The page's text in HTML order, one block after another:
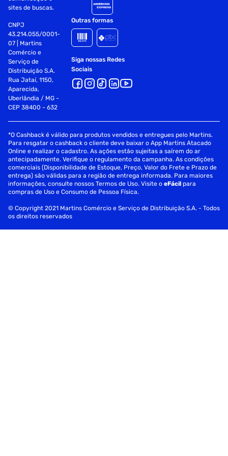
sites de buscas.
CNPJ
43.214.055/0001-
07 | Martins
Comércio e
Serviço de
Distribuição S.A.
Rua Jataí, 1150,
Aparecida,
Uberlândia / MG -
CEP 38400 - 632
Outras formas
Siga nossas Redes
Sociais
*O Cashback é válido para produtos vendidos e entregues pelo Martins.
Para resgatar o cashback o cliente deve baixar o App Martins Atacado
Online e realizar o cadastro. As ações estão sujeitas a saírem do ar
antecipadamente. Verifique o regulamento da campanha. As condições
comerciais (Disponibilidade de Estoque, Preço, Valor do Frete e Prazo de
entrega) são válidas para a região de entrega informada. Para maiores
informações, consulte nossos Termos de Uso. Visite oeFácil para
compras de Uso e Consumo de Pessoa Física.
© Copyright 2021 Martins Comércio e Serviço de Distribuição S.A. - Todos
os direitos reservados